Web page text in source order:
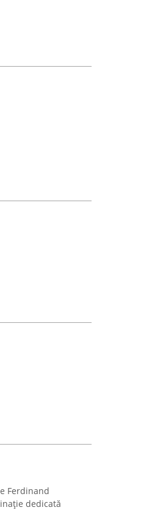
Ferdinand
dedicată